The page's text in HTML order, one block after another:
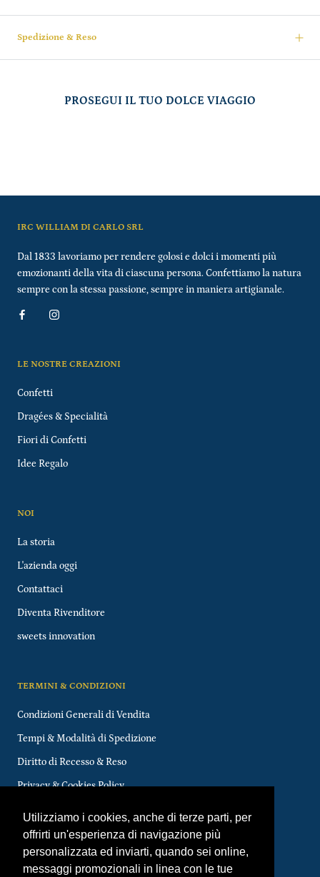
Utilizziamo i cookies, anche di terze parti, per
offrirti un'esperienza di navigazione più
personalizzata ed inviarti, quando sei online,
messaggi promozionali in linea con le tue
Spedizione & Reso
PROSEGUI IL TUO DOLCE VIAGGIO
IRC WILLIAM DI CARLO SRL
Dal 1833 lavoriamo per rendere golosi e dolci i momenti più
emozionanti della vita di ciascuna persona. Confettiamo la natura
sempre con la stessa passione, sempre in maniera artigianale.
LE NOSTRE CREAZIONI
Confetti
Dragées & Specialità
Fiori di Confetti
Idee Regalo
NOI
La storia
L'azienda oggi
Contattaci
Diventa Rivenditore
sweets innovation
TERMINI & CONDIZIONI
Condizioni Generali di Vendita
Tempi & Modalità di Spedizione
Diritto di Recesso & Reso
Privacy & Cookies Policy
Valuta
EUR€ Lingua
ITALIANO